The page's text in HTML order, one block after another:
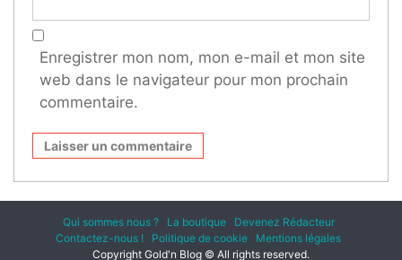
Enregistrer mon nom, mon e-mail et mon site
web dans le navigateur pour mon prochain
commentaire.
Qui sommes nous ? La boutique
Devenez Rédacteur
Contactez-nous !
Politique de cookie
Mentions légales
Copyright Gold'n Blog © All rights reserved.